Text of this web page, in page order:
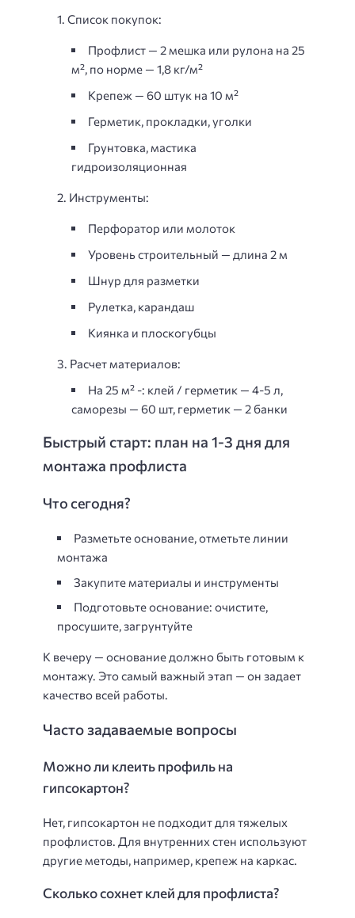
Список покупок:
Профлист — 2 мешка или рулона на 25
м², по норме — 1,8 кг/м²
Крепеж — 60 штук на 10 м²
Герметик, прокладки, уголки
Грунтовка, мастика
гидроизоляционная
Инструменты:
Перфоратор или молоток
Уровень строительный — длина 2 м
Шнур для разметки
Рулетка, карандаш
Киянка и плоскогубцы
Расчет материалов:
На 25 м² -: клей / герметик — 4-5 л,
саморезы — 60 шт, герметик — 2 банки
Быстрый старт: план на 1-3 дня для
монтажа профлиста
Что сегодня?
Разметьте основание, отметьте линии
монтажа
Закупите материалы и инструменты
Подготовьте основание: очистите,
просушите, загрунтуйте
К вечеру — основание должно быть готовым к
монтажу. Это самый важный этап — он задает
качество всей работы.
Часто задаваемые вопросы
Можно ли клеить профиль на
гипсокартон?
Нет, гипсокартон не подходит для тяжелых
профлистов. Для внутренних стен используют
другие методы, например, крепеж на каркас.
Сколько сохнет клей для профлиста?